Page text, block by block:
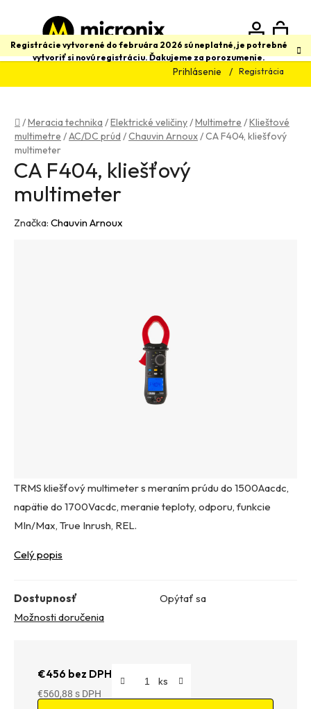
obsah
Registrácie vytvorené do februára 2026 sú neplatné, je potrebné
vytvoriť si novú registráciu. Ďakujeme za porozumenie.
Prihlásenie Registrácia
Hľadať
Domov
/Meracia technika /Elektrické veličiny/Multimetre /Klieštové
multimetre /AC/DC prúd /Chauvin Arnoux/CA F404, kliešťový
multimeter
TRMS kliešťový multimeter s meraním prúdu do 1500Aacdc,
napätie do 1700Vacdc, meranie teploty, odporu, funkcie
MIn/Max, True Inrush, REL.
Celý popis
Dostupnosť
Opýtať sa
Možnosti doručenia
€456 bez DPH
€560,88
CA F404, kliešťový
multimeter
Značka: Chauvin Arnoux